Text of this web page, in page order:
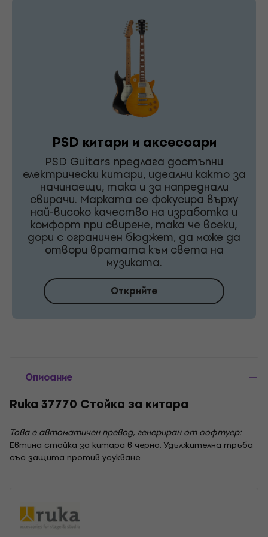
PSD китари и аксесоари
PSD Guitars предлага достъпни
електрически китари, идеални както за
начинаещи, така и за напреднали
свирачи. Марката се фокусира върху
най-високо качество на изработка и
комфорт при свирене, така че всеки,
дори с ограничен бюджет, да може да
отвори вратата към света на
музиката.
Открийте
Описание
Ruka 37770 Стойка за китара
Това е автоматичен превод, генериран от софтуер:
Евтина стойка за китара в черно. Удължителна тръба
със защита против усукване